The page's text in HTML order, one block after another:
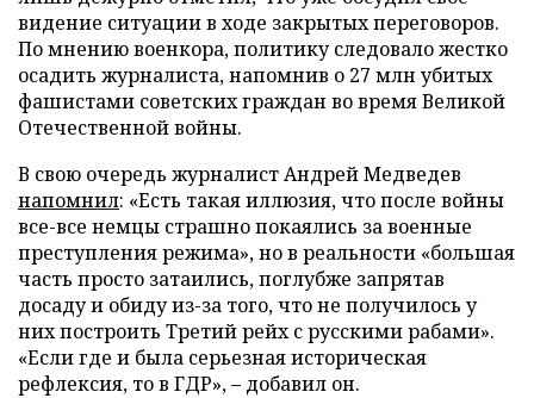
видение ситуации в ходе закрытых переговоров.
По мнению военкора, политику следовало жестко
осадить журналиста, напомнив о 27 млн убитых
фашистами советских граждан во время Великой
Отечественной войны.
В свою очередь журналист Андрей Медведев
напомнил: «Есть такая иллюзия, что после войны
все-все немцы страшно покаялись за военные
преступления режима», но в реальности «большая
часть просто затаились, поглубже запрятав
досаду и обиду из-за того, что не получилось у
них построить Третий рейх с русскими рабами».
«Если где и была серьезная историческая
рефлексия, то в ГДР», – добавил он.